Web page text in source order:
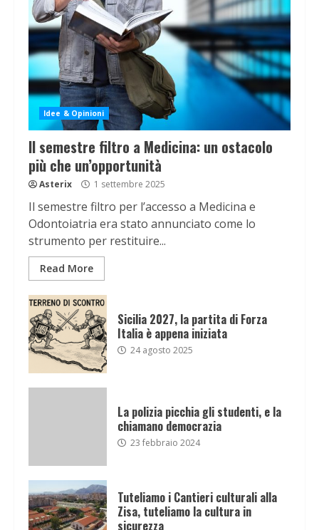
Idee & Opinioni
Il semestre filtro a Medicina: un ostacolo
più che un’opportunità
Asterix 1 settembre 2025
Il semestre filtro per l’accesso a Medicina e
Odontoiatria era stato annunciato come lo
strumento per restituire...
Read More
Sicilia 2027, la partita di Forza
Italia è appena iniziata
24 agosto 2025
La polizia picchia gli studenti, e la
chiamano democrazia
23 febbraio 2024
Tuteliamo i Cantieri culturali alla
Zisa, tuteliamo la cultura in
sicurezza